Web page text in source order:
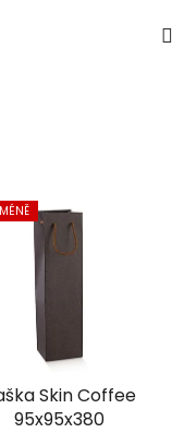
Skin Coffee
95x95x380